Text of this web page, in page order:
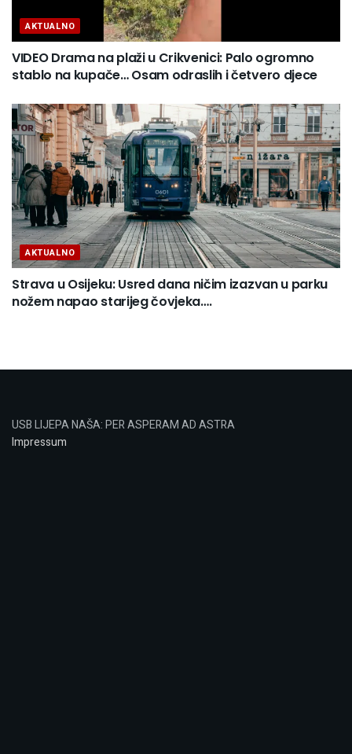
AKTUALNO
VIDEO Drama na plaži u Crikvenici: Palo ogromno
stablo na kupače… Osam odraslih i četvero djece
AKTUALNO
Strava u Osijeku: Usred dana ničim izazvan u parku
nožem napao starijeg čovjeka….
USB LIJEPA NAŠA: PER ASPERAM AD ASTRA
Impressum